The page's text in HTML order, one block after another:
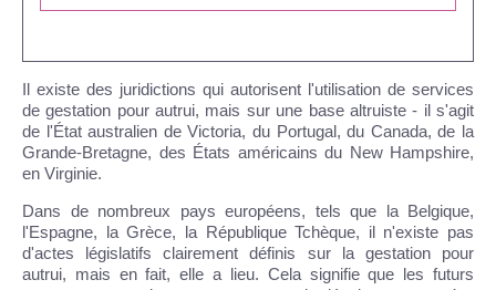
Il existe des juridictions qui autorisent l'utilisation de services
de gestation pour autrui, mais sur une base altruiste - il s'agit
de l'État australien de Victoria, du Portugal, du Canada, de la
Grande-Bretagne, des États américains du New Hampshire,
en Virginie.
Dans de nombreux pays européens, tels que la Belgique,
l'Espagne, la Grèce, la République Tchèque, il n'existe pas
d'actes législatifs clairement définis sur la gestation pour
autrui, mais en fait, elle a lieu. Cela signifie que les futurs